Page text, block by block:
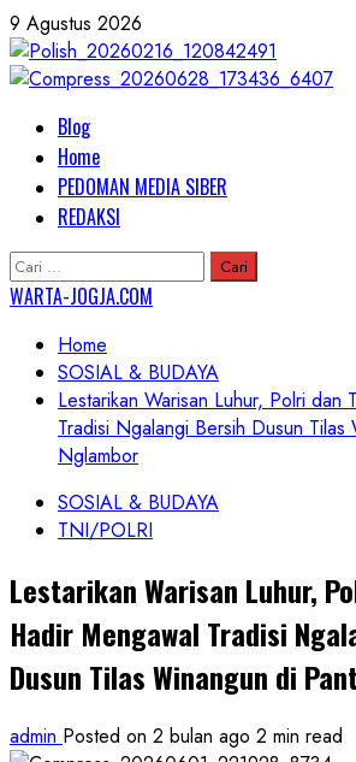
Skip
to
content
9 Agustus 2026
Primary
Menu
Blog
Home
PEDOMAN MEDIA SIBER
REDAKSI
Cari
untuk:
WARTA-JOGJA.COM
Home
SOSIAL & BUDAYA
Lestarikan Warisan Luhur, Polri dan
Tradisi Ngalangi Bersih Dusun Tilas
Nglambor
SOSIAL & BUDAYA
TNI/POLRI
Lestarikan Warisan Luhur,
Hadir Mengawal Tradisi
Dusun Tilas Winangun di
admin Posted on 2 bulan ago 2 min read